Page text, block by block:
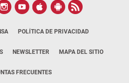
POLÍTICA DE PRIVACIDAD
NEWSLETTER MAPA DEL SITIO
FRECUENTES